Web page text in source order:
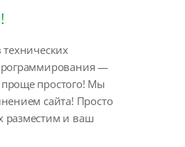
—
простого! Мы
сайта! Просто
разместим и ваш